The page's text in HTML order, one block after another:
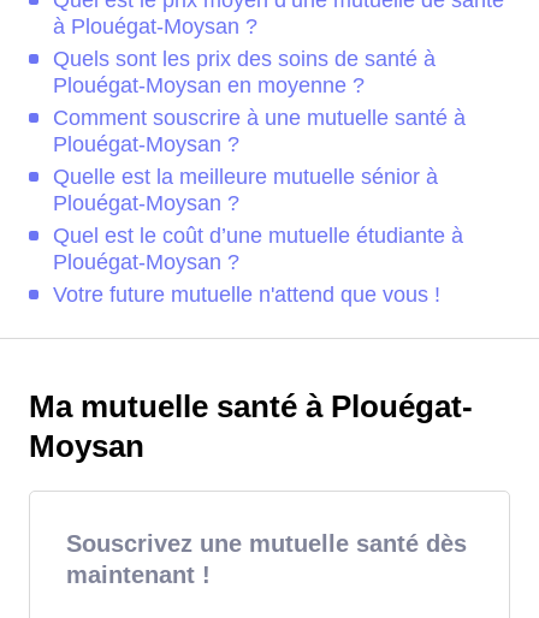
à Plouégat-Moysan ?
Quels sont les prix des soins de santé à
Plouégat-Moysan en moyenne ?
Comment souscrire à une mutuelle santé à
Plouégat-Moysan ?
Quelle est la meilleure mutuelle sénior à
Plouégat-Moysan ?
Quel est le coût d’une mutuelle étudiante à
Plouégat-Moysan ?
Votre future mutuelle n'attend que vous !
Ma mutuelle santé à Plouégat-
Moysan
Souscrivez une mutuelle santé dès
maintenant !